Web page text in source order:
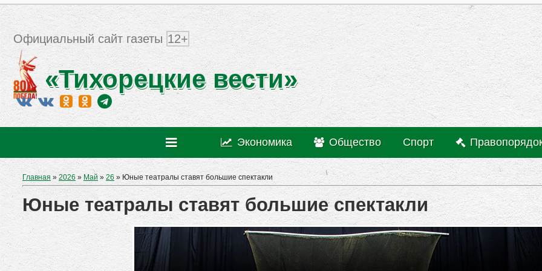
Официальный сайт газеты 12+
«Тихорецкие вести»
Экономика Общество Спорт
Главная »2026 » Май » 26 » Юные театралы ставят большие спектакли
Юные театралы ставят большие спектакли